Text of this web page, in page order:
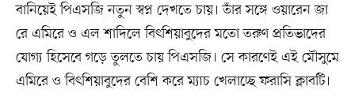
বানিয়েই পিএসজি নতুন স্বপ্ন দেখতে চায়। তাঁর সঙ্গে ওয়ারেন জা
রে এমিরে ও এল শাদিলে বিৎশিয়াবুদের মতো তরুণ প্রতিভাদের
যোগ্য হিসেবে গড়ে তুলতে চায় পিএসজি। সে কারণেই এই মৌসুমে
এমিরে ও বিৎশিয়াবুদের বেশি করে ম্যাচ খেলাচ্ছে ফরাসি ক্লাবটি।